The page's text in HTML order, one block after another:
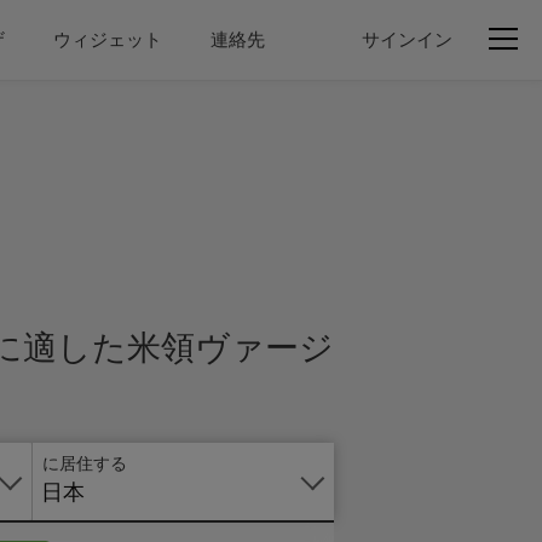
ウィジェット 連絡先 サインイン
適した米領ヴァージ
に居住する
日本